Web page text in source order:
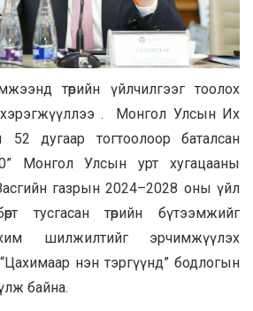
төрийн үйлчилгээг тоолох
. Монгол Улсын Их
дугаар тогтоолоор баталсан
Монгол Улсын урт хугацааны
газрын 2024–2028 оны үйл
тусгасан төрийн бүтээмжийг
шилжилтийг эрчимжүүлэх
нэн тэргүүнд” бодлогын
байна.